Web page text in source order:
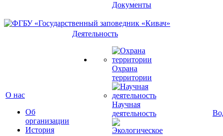
Документы
О нас
Об
организации
История
Деятельность
Охрана
территории
Научная
деятельность